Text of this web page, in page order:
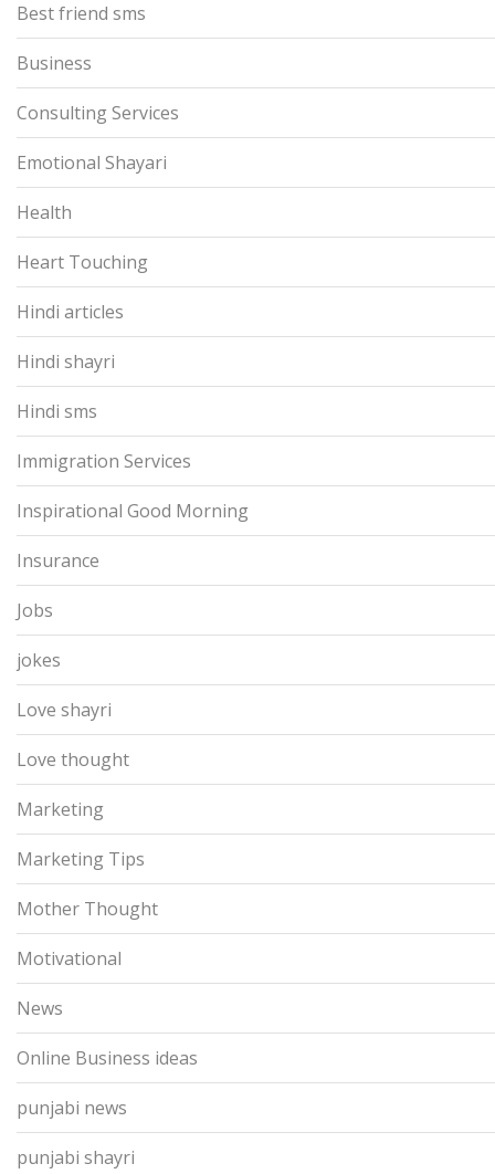
Best friend sms
Business
Consulting Services
Emotional Shayari
Health
Heart Touching
Hindi articles
Hindi shayri
Hindi sms
Immigration Services
Inspirational Good Morning
Insurance
Jobs
jokes
Love shayri
Love thought
Marketing
Marketing Tips
Mother Thought
Motivational
News
Online Business ideas
punjabi news
punjabi shayri